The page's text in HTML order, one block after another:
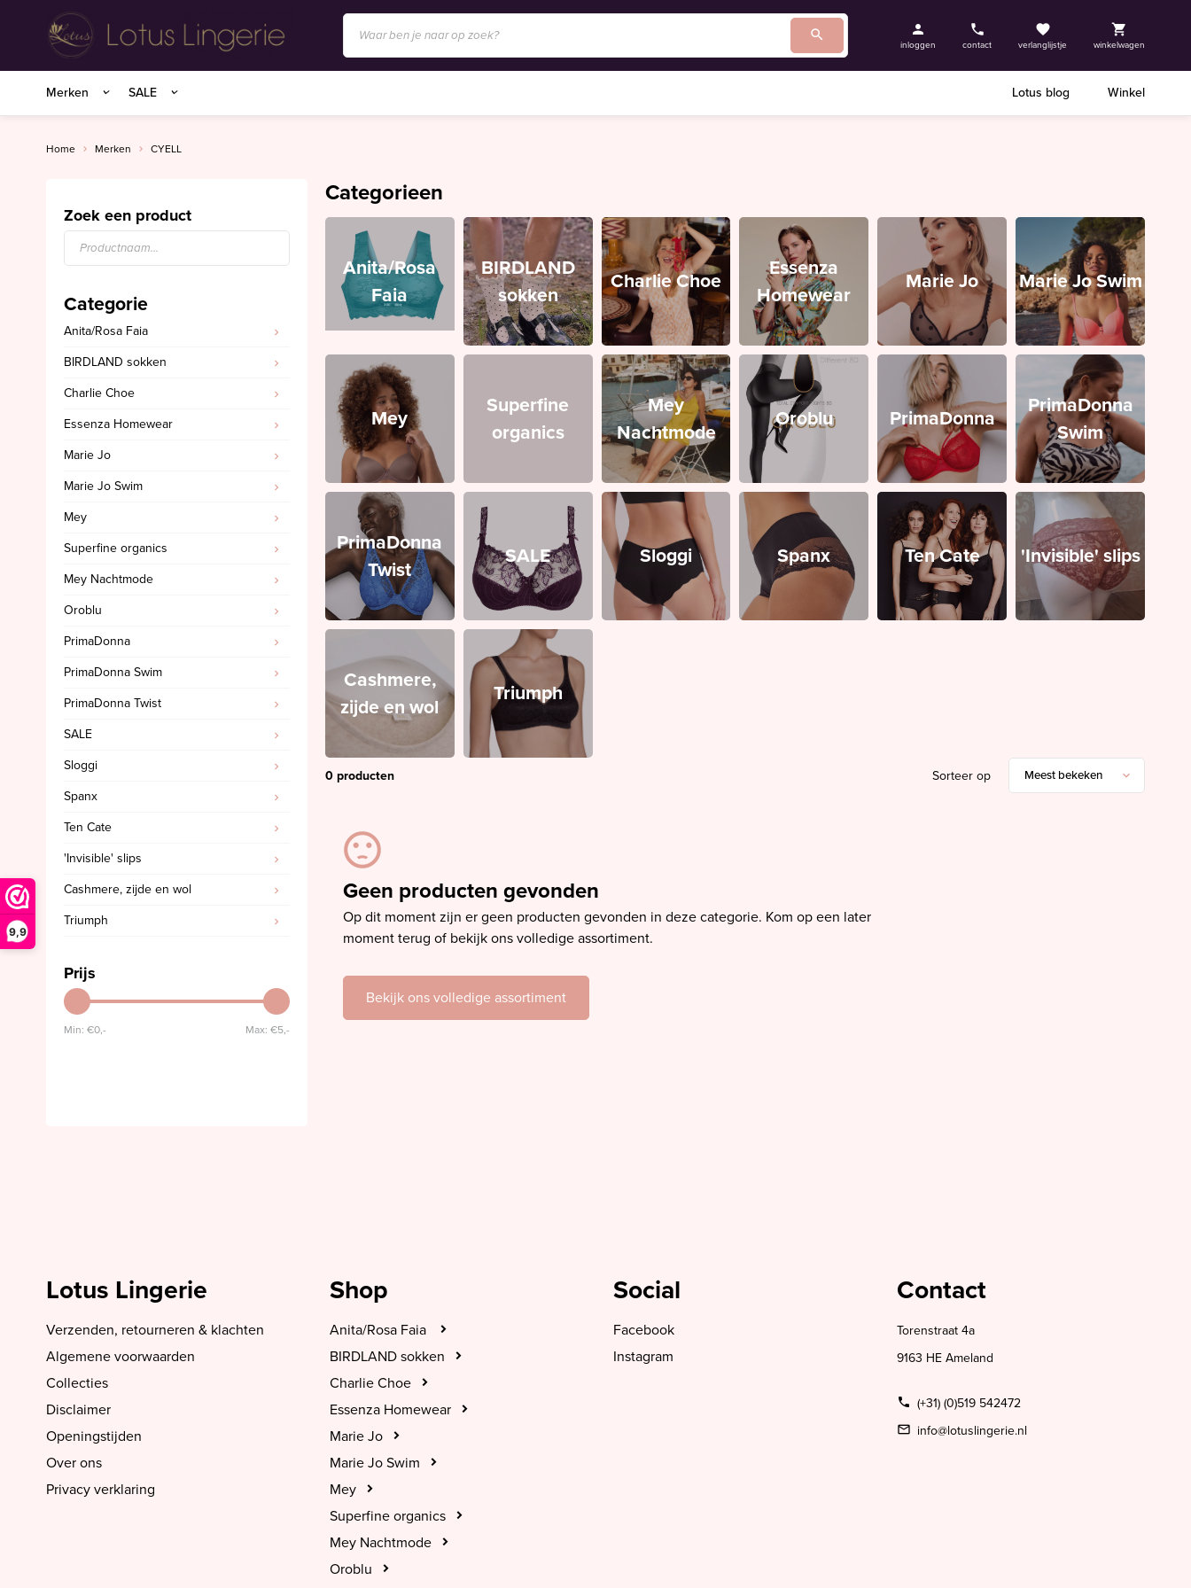
9,9
inloggen contact verlanglijstje winkelwagen
Merken SALE Lotus blog Winkel
Anita/Rosa Faia
BIRDLAND sokken
Charlie Choe
Marie Jo
Marie Jo Swim
Superfine organics
Mey Nachtmode
Oroblu
PrimaDonna
PrimaDonna Swim
PrimaDonna Twist
SALE
Sloggi
Spanx
Ten Cate
'Invisible' slips
Cashmere, zijde en wol
Triumph
SALE Marie Jo
SALE Marie Jo Swim
SALE Mey
SALE PrimaDonna
SALE PrimaDonna Twist
SALE PrimaDonna Swim
SALE Ten Cate
Home Merken CYELL
Zoek een product
Categorie
Anita/Rosa Faia
BIRDLAND sokken
Charlie Choe
Essenza Homewear
Marie Jo
Marie Jo Swim
Mey
Superfine organics
Mey Nachtmode
Oroblu
PrimaDonna
PrimaDonna Swim
PrimaDonna Twist
SALE
Sloggi
Spanx
Ten Cate
'Invisible' slips
Cashmere, zijde en wol
Triumph
Prijs
Min: €0,- Max: €5,-
Categorieen
Anita/Rosa
Faia
BIRDLAND
sokken
Charlie Choe
Essenza
Homewear
Marie Jo Marie Jo Swim
Mey
Superfine
organics
Mey
Nachtmode
Oroblu PrimaDonna
PrimaDonna
Swim
PrimaDonna
Twist
SALE Sloggi Spanx Ten Cate 'Invisible' slips
Cashmere,
zijde en wol
Triumph
0 producten Sorteer op
Geen producten gevonden
Op dit moment zijn er geen producten gevonden in deze categorie. Kom op een later
moment terug of bekijk ons volledige assortiment.
Bekijk ons volledige assortiment
Lotus Lingerie
Verzenden, retourneren & klachten
Algemene voorwaarden
Collecties
Disclaimer
Openingstijden
Over ons
Privacy verklaring
Shop
Anita/Rosa Faia
BIRDLAND sokken
Charlie Choe
Essenza Homewear
Marie Jo
Marie Jo Swim
Mey
Superfine organics
Mey Nachtmode
Oroblu
Social
Facebook
Instagram
Contact
Torenstraat 4a
9163 HE Ameland
(+31) (0)519 542472
info@lotuslingerie.nl